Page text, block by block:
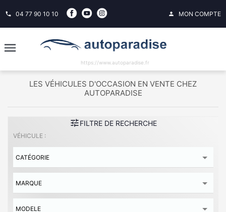
phone 04 77 90 10 10 person MON COMPTE
https://www.autoparadise.fr
LES VÉHICULES D'OCCASION EN VENTE CHEZ
AUTOPARADISE
tuneFILTRE DE RECHERCHE
VÉHICULE :